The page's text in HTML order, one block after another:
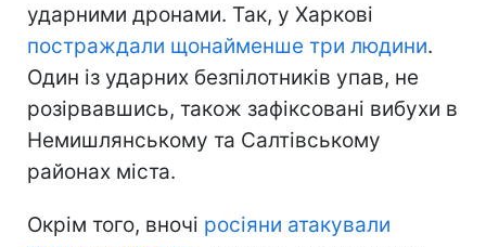
ударними дронами. Так, у Харкові
постраждали щонайменше три людини.
Один із ударних безпілотників упав, не
розірвавшись, також зафіксовані вибухи в
Немишлянському та Салтівському
районах міста.
Окрім того, вночі росіяни атакували